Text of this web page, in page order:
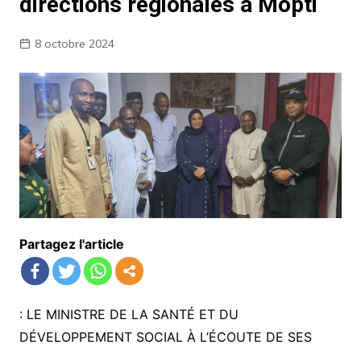
8 octobre 2024
Partagez l'article
: LE MINISTRE DE LA SANTÉ ET DU
DÉVELOPPEMENT SOCIAL À L’ÉCOUTE DE SES